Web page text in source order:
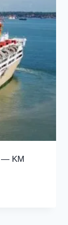
— KM